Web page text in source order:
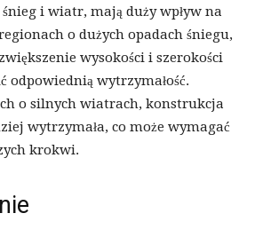
i wiatr, mają duży wpływ na
o dużych opadach śniegu,
wysokości i szerokości
odpowiednią wytrzymałość.
o silnych wiatrach, konstrukcja
wytrzymała, co może wymagać
krokwi.